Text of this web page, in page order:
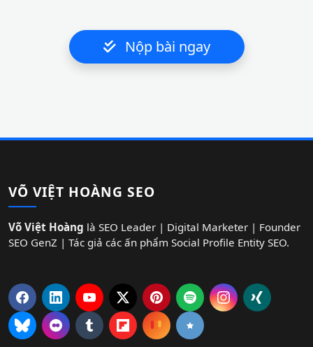
Nộp bài ngay
VÕ VIỆT HOÀNG SEO
Võ Việt Hoàng là SEO Leader | Digital Marketer | Founder
SEO GenZ | Tác giả các ấn phẩm Social Profile Entity SEO.